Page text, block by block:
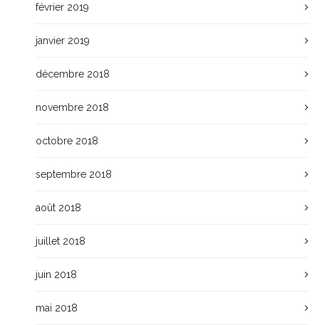
février 2019
janvier 2019
décembre 2018
novembre 2018
octobre 2018
septembre 2018
août 2018
juillet 2018
juin 2018
mai 2018